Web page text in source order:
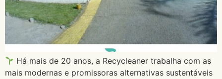
Há mais de 20 anos, a Recycleaner trabalha com as
mais modernas e promissoras alternativas sustentáveis